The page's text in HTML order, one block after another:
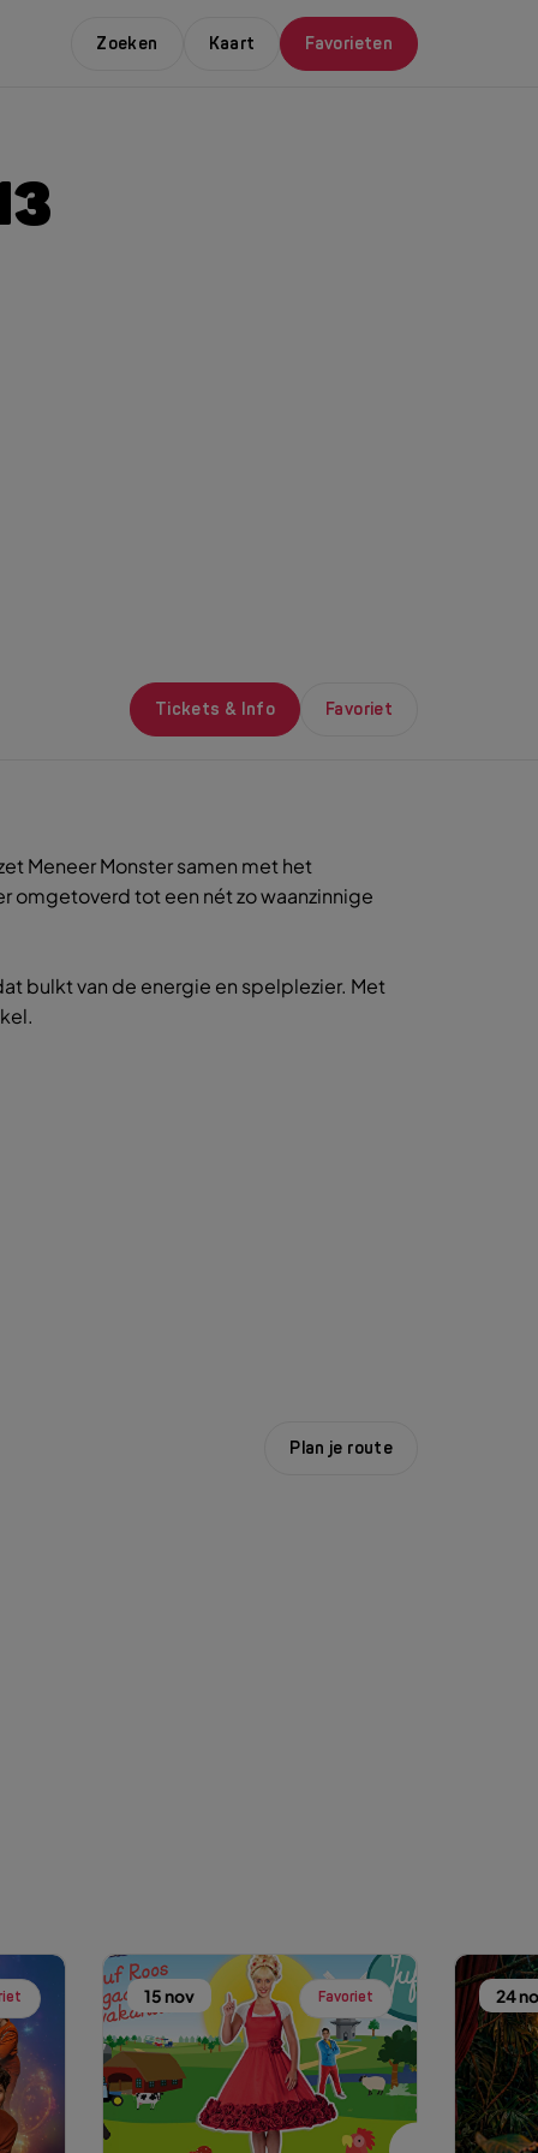
Zoeken Kaart Favorieten
Tickets & Info Favoriet
Meneer Monster samen met het
omgetoverd tot een nét zo waanzinnige
bulkt van de energie en spelplezier. Met
Plan je route
15 nov Favoriet 24